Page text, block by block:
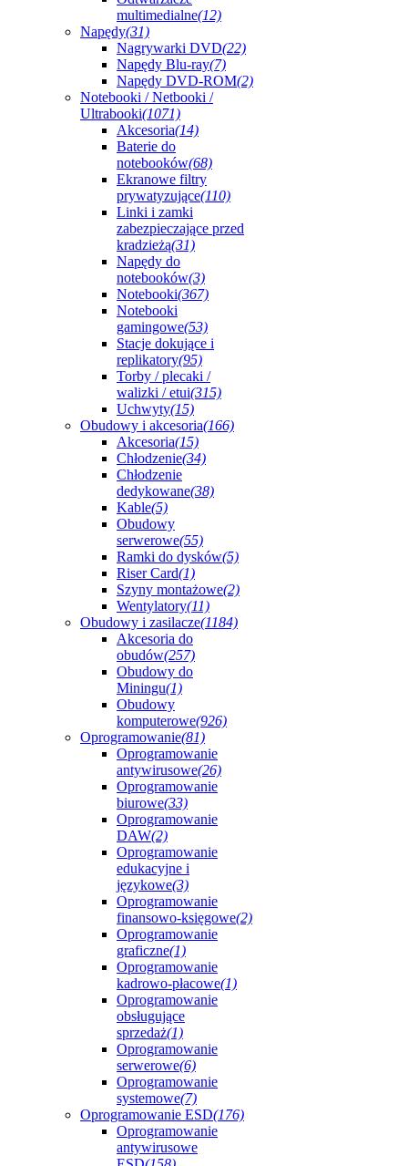
multimedialne(12)
Napędy(31)
Nagrywarki DVD(22)
Napędy Blu-ray(7)
Napędy DVD-ROM(2)
Notebooki / Netbooki /
Ultrabooki(1071)
Akcesoria(14)
Baterie do
notebooków(68)
Ekranowe filtry
prywatyzujące(110)
Linki i zamki
zabezpieczające przed
kradzieżą(31)
Napędy do
notebooków(3)
Notebooki(367)
Notebooki
gamingowe(53)
Stacje dokujące i
replikatory(95)
Torby / plecaki /
walizki / etui(315)
Uchwyty(15)
Obudowy i akcesoria(166)
Akcesoria(15)
Chłodzenie(34)
Chłodzenie
dedykowane(38)
Kable(5)
Obudowy
serwerowe(55)
Ramki do dysków(5)
Riser Card(1)
Szyny montażowe(2)
Wentylatory(11)
Obudowy i zasilacze(1184)
Akcesoria do
obudów(257)
Obudowy do
Miningu(1)
Obudowy
komputerowe(926)
Oprogramowanie(81)
Oprogramowanie
antywirusowe(26)
Oprogramowanie
biurowe(33)
Oprogramowanie
DAW(2)
Oprogramowanie
edukacyjne i
językowe(3)
Oprogramowanie
finansowo-księgowe(2)
Oprogramowanie
graficzne(1)
Oprogramowanie
kadrowo-płacowe(1)
Oprogramowanie
obsługujące
sprzedaż(1)
Oprogramowanie
serwerowe(6)
Oprogramowanie
systemowe(7)
Oprogramowanie ESD(176)
Oprogramowanie
antywirusowe